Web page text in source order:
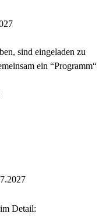
sind eingeladen zu
ein “Programm“
Detail: